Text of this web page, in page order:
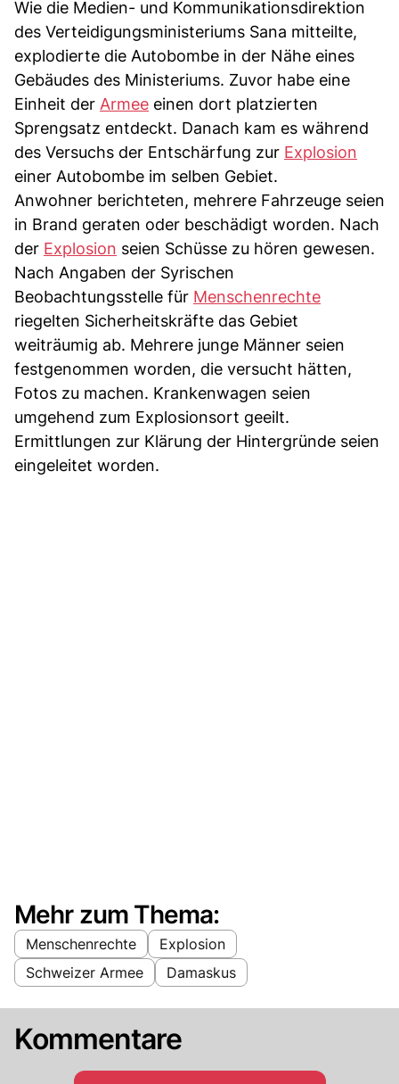
Wie die Medien- und Kommunikationsdirektion
des Verteidigungsministeriums Sana mitteilte,
explodierte die Autobombe in der Nähe eines
Gebäudes des Ministeriums. Zuvor habe eine
Einheit der Armee einen dort platzierten
Sprengsatz entdeckt. Danach kam es während
des Versuchs der Entschärfung zur Explosion
einer Autobombe im selben Gebiet.
Anwohner berichteten, mehrere Fahrzeuge seien
in Brand geraten oder beschädigt worden. Nach
der Explosion seien Schüsse zu hören gewesen.
Nach Angaben der Syrischen
Beobachtungsstelle für Menschenrechte
riegelten Sicherheitskräfte das Gebiet
weiträumig ab. Mehrere junge Männer seien
festgenommen worden, die versucht hätten,
Fotos zu machen. Krankenwagen seien
umgehend zum Explosionsort geeilt.
Ermittlungen zur Klärung der Hintergründe seien
eingeleitet worden.
Mehr zum Thema:
Menschenrechte
Explosion
Schweizer Armee
Damaskus
Kommentare